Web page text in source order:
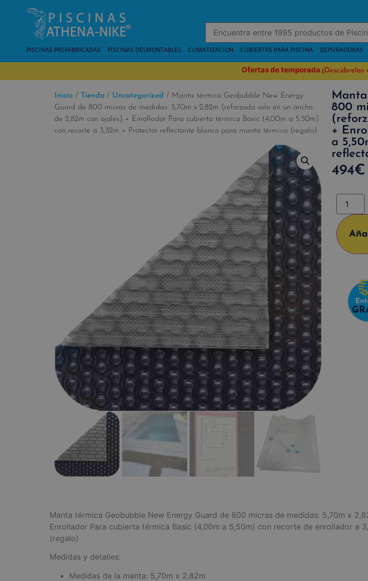
PISCINAS PREFABRICADAS PISCINAS DESMONTABLES CLIMATIZACION CUBIERTAS PARA PISCINA DEPURADORAS
Ofertas de temporada ¡ Descúbrelas
Inicio / Tienda / Uncategorized / Manta térmica Geobubble New Energy
Guard de 800 micras de medidas: 5,70m x 2,82m (reforzada solo en un ancho
de 2,82m con ojales) + Enrollador Para cubierta térmica Basic (4,00m a 5,50m)
con recorte a 3,32m + Protector reflectante blanco para manta térmica (regalo)
800
+
a
494€
Manta térmica Geobubble New Energy Guard de 800 micras de medidas: 5,70m x
Enrollador Para cubierta térmica Basic (4,00m a 5,50m) con recorte de enrollador a
(regalo)
Medidas y detalles:
Medidas de la manta: 5,70m x 2,82m